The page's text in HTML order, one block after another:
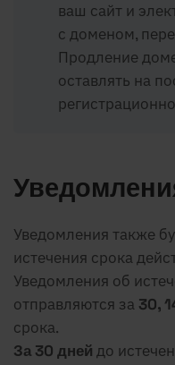
ваш сайт и
с доменом,
Продление
оставлять на
Уведомления также
истечения срока
Уведомления об
отправляются за 30,
срока.
За 30 дней до